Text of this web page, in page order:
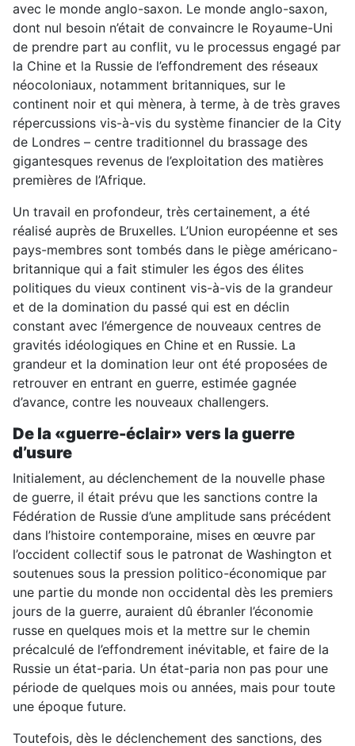
avec le monde anglo-saxon. Le monde anglo-saxon,
dont nul besoin n’était de convaincre le Royaume-Uni
de prendre part au conflit, vu le processus engagé par
la Chine et la Russie de l’effondrement des réseaux
néocoloniaux, notamment britanniques, sur le
continent noir et qui mènera, à terme, à de très graves
répercussions vis-à-vis du système financier de la City
de Londres – centre traditionnel du brassage des
gigantesques revenus de l’exploitation des matières
premières de l’Afrique.
Un travail en profondeur, très certainement, a été
réalisé auprès de Bruxelles. L’Union européenne et ses
pays-membres sont tombés dans le piège américano-
britannique qui a fait stimuler les égos des élites
politiques du vieux continent vis-à-vis de la grandeur
et de la domination du passé qui est en déclin
constant avec l’émergence de nouveaux centres de
gravités idéologiques en Chine et en Russie. La
grandeur et la domination leur ont été proposées de
retrouver en entrant en guerre, estimée gagnée
d’avance, contre les nouveaux challengers.
De la «guerre-éclair» vers la guerre
d’usure
Initialement, au déclenchement de la nouvelle phase
de guerre, il était prévu que les sanctions contre la
Fédération de Russie d’une amplitude sans précédent
dans l’histoire contemporaine, mises en œuvre par
l’occident collectif sous le patronat de Washington et
soutenues sous la pression politico-économique par
une partie du monde non occidental dès les premiers
jours de la guerre, auraient dû ébranler l’économie
russe en quelques mois et la mettre sur le chemin
précalculé de l’effondrement inévitable, et faire de la
Russie un état-paria. Un état-paria non pas pour une
période de quelques mois ou années, mais pour toute
une époque future.
Toutefois, dès le déclenchement des sanctions, des